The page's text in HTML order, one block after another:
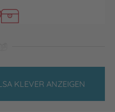
KLEVER ANZEIGEN